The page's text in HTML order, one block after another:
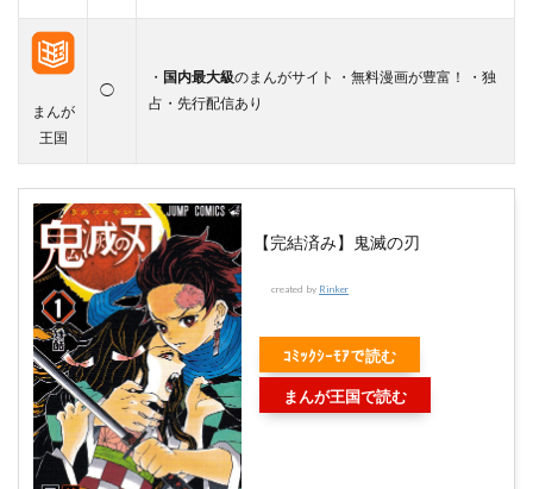
まんが
王国
◯
・ 国内最大級のまんがサイト ・無料漫画が豊富！ ・独
占・先行配信あり
【完結済み】鬼滅の刃
created by Rinker
ｺﾐｯｸｼｰﾓｱで読む
まんが王国で読む